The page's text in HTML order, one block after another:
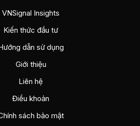
VNSignal Insights
Kiến thức đầu tư
dẫn sử dụng
Giới thiệu
Liên hệ
Điều khoản
sách bảo mật